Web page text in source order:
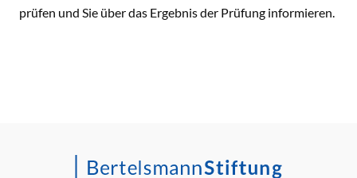
prüfen und Sie über das Ergebnis der Prüfung informieren.